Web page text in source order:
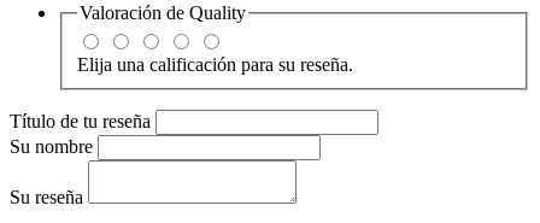
Valoración de Quality
Elija una calificación para su reseña.
Título de tu reseña
Su nombre
Su reseña